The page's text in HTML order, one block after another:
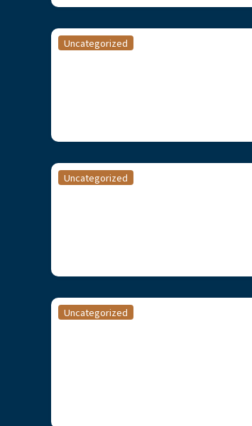
Uncategorized
Uncategorized
Uncategorized